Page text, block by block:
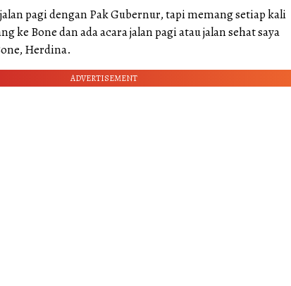
jalan pagi dengan Pak Gubernur, tapi memang setiap kali
ke Bone dan ada acara jalan pagi atau jalan sehat saya
Herdina.
ADVERTISEMENT